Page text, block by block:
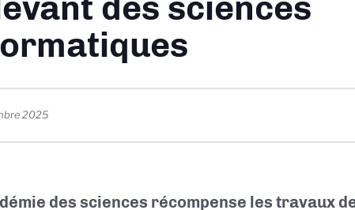
2025
des sciences récompense les travaux